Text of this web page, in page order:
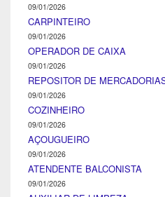
09/01/2026
CARPINTEIRO
09/01/2026
OPERADOR DE CAIXA
09/01/2026
REPOSITOR DE
09/01/2026
COZINHEIRO
09/01/2026
AÇOUGUEIRO
09/01/2026
ATENDENTE BALCONISTA
09/01/2026